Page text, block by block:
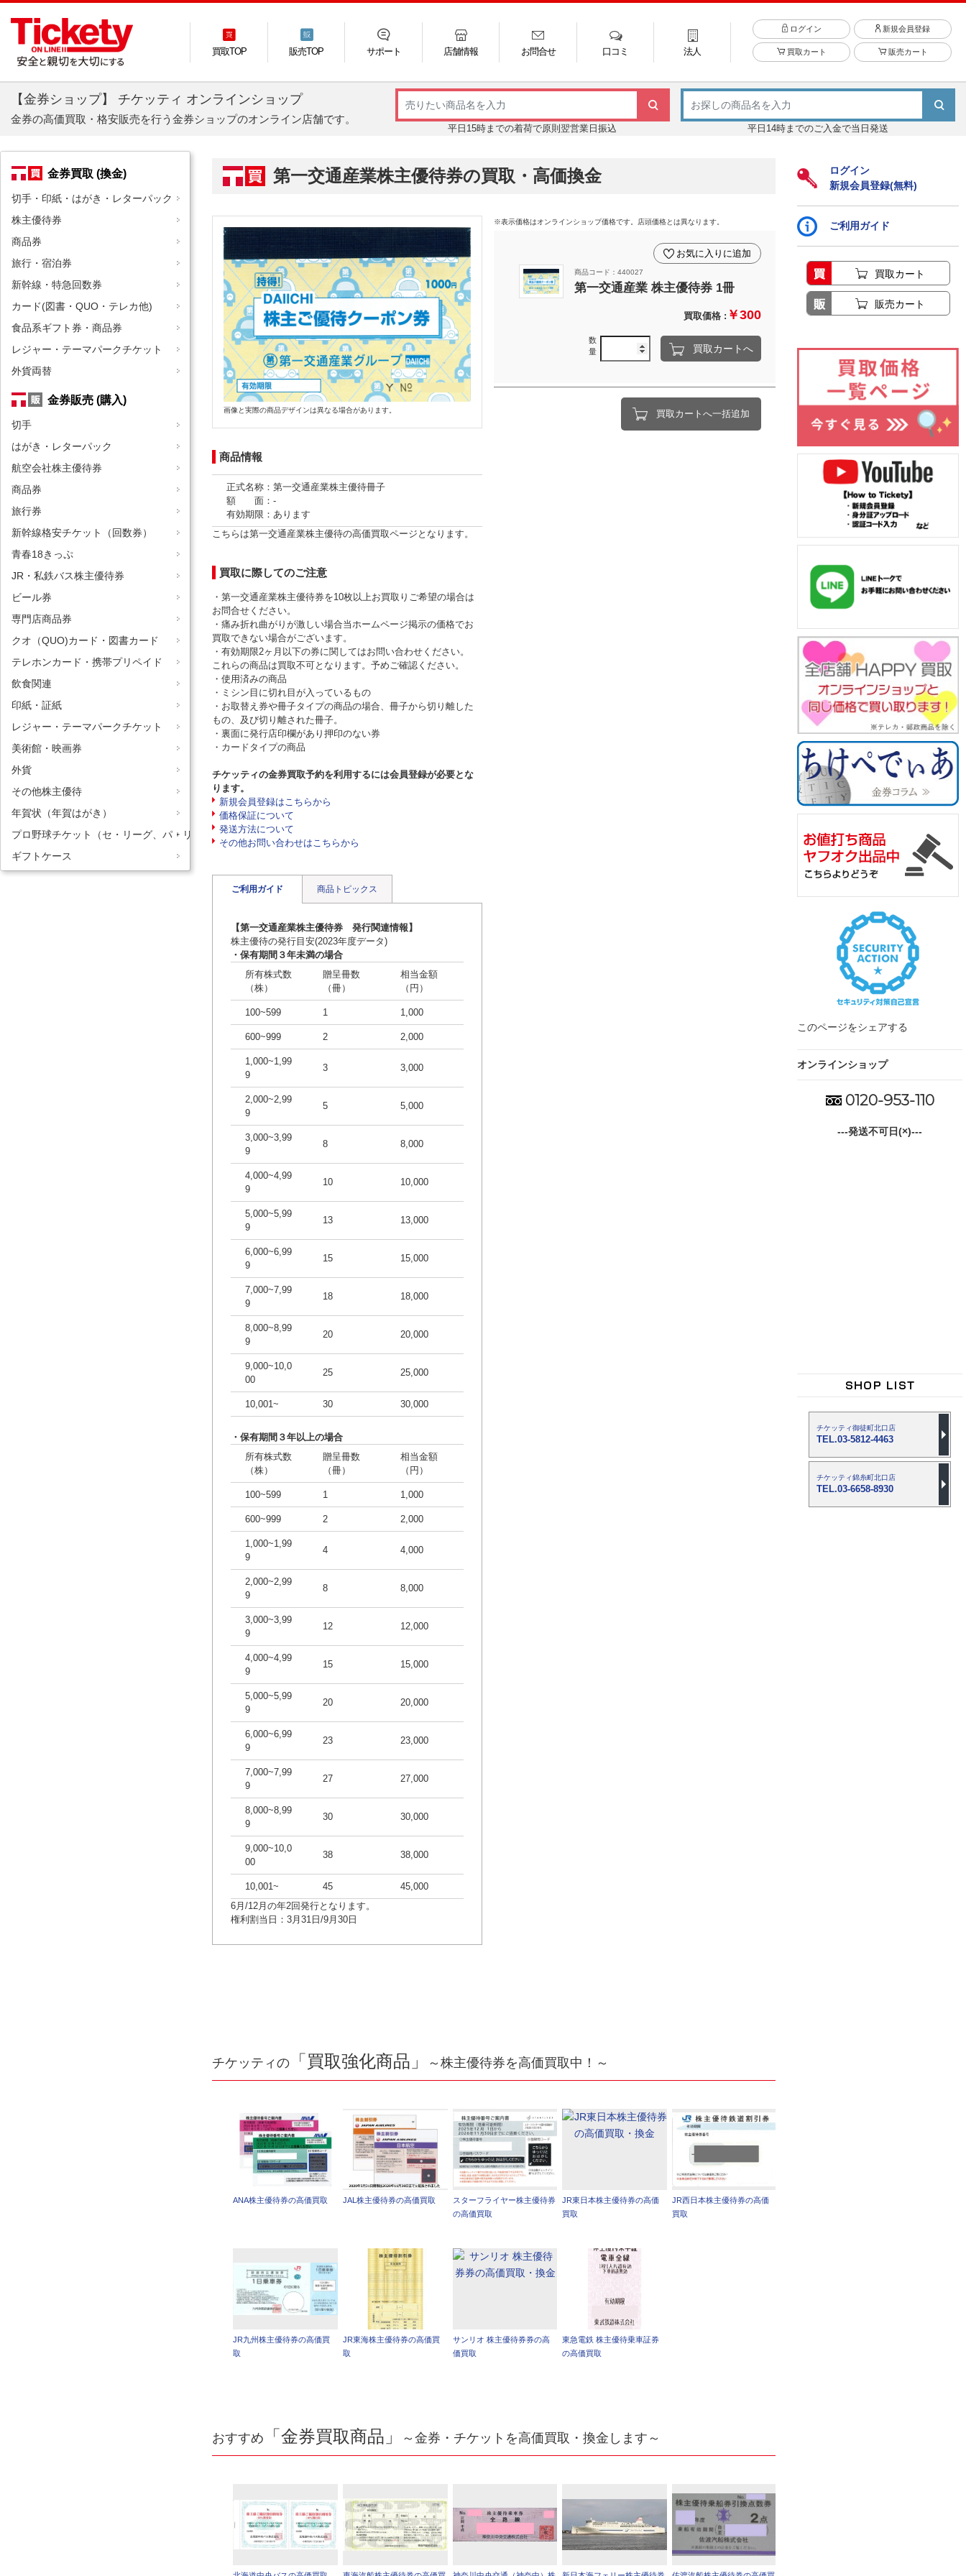
買取TOP 販売TOP サポート
FAQ ご利用ガイド
店舗情報 お問合せ
LINE お電話 メール
口コミ 法人
ログイン 新規会員登録
買取カート 販売カート
【金券ショップ】 チケッティ オンラインショップ
金券の高価買取・格安販売を行う金券ショップのオンライン店舗です。
平日15時までの着荷で原則翌営業日振込 平日14時までのご入金で当日発送
金券買取 (換金)
切手・印紙・はがき・レターパック
株主優待券
商品券
旅行・宿泊券
新幹線・特急回数券
カード(図書・QUO・テレカ他)
食品系ギフト券・商品券
レジャー・テーマパークチケット
外貨両替
金券販売 (購入)
切手
はがき・レターパック
航空会社株主優待券
商品券
旅行券
新幹線格安チケット（回数券）
青春18きっぷ
JR・私鉄バス株主優待券
ビール券
専門店商品券
クオ（QUO)カード・図書カード
テレホンカード・携帯プリペイド
飲食関連
印紙・証紙
レジャー・テーマパークチケット
美術館・映画券
外貨
その他株主優待
年賀状（年賀はがき）
プロ野球チケット（セ・リーグ、パ・リーグ）
ギフトケース
第一交通産業株主優待券の買取・高価換金
画像と実際の商品デザインは異なる場合があります。
商品情報
正式名称：第一交通産業株主優待冊子
額 面：-
有効期限：あります
こちらは第一交通産業株主優待の高価買取ページとなります。
買取に際してのご注意
・第一交通産業株主優待券を10枚以上お買取りご希望の場合は
お問合せください。
・痛み折れ曲がりが激しい場合当ホームページ掲示の価格でお
買取できない場合がございます。
・有効期限2ヶ月以下の券に関してはお問い合わせください。
これらの商品は買取不可となります。予めご確認ください。
・使用済みの商品
・ミシン目に切れ目が入っているもの
・お取替え券や冊子タイプの商品の場合、冊子から切り離した
もの、及び切り離された冊子。
・裏面に発行店印欄があり押印のない券
・カードタイプの商品
チケッティの金券買取予約を利用するには会員登録が必要とな
ります。
新規会員登録はこちらから
価格保証について
発送方法について
その他お問い合わせはこちらから
ご利用ガイド 商品トピックス
【第一交通産業株主優待券 発行関連情報】
株主優待の発行目安(2023年度データ)
・保有期間３年未満の場合
所有株式数
（株）
贈呈冊数
（冊）
相当金額
（円）
100~599 1 1,000
600~999 2 2,000
1,000~1,99
9
3 3,000
2,000~2,99
9
5 5,000
3,000~3,99
9
8 8,000
4,000~4,99
9
10 10,000
5,000~5,99
9
13 13,000
6,000~6,99
9
15 15,000
7,000~7,99
9
18 18,000
8,000~8,99
9
20 20,000
9,000~10,0
00
25 25,000
10,001~ 30 30,000
・保有期間３年以上の場合
所有株式数
（株）
贈呈冊数
（冊）
相当金額
（円）
100~599 1 1,000
600~999 2 2,000
1,000~1,99
9
4 4,000
2,000~2,99
9
8 8,000
3,000~3,99
9
12 12,000
4,000~4,99
9
15 15,000
5,000~5,99
9
20 20,000
6,000~6,99
9
23 23,000
7,000~7,99
9
27 27,000
8,000~8,99
9
30 30,000
9,000~10,0
00
38 38,000
10,001~ 45
45,000
6月/12月の年2回発行となります。
権利割当日：3月31日/9月30日
※表示価格はオンラインショップ価格です。店頭価格とは異なります。
商品コード：440027
第一交通産業 株主優待券 1冊
お気に入りに追加
買取価格 : ￥300
数
量
買取カートへ
買取カートへ一括追加
チケッティの 「買取強化商品」 ～株主優待券を高価買取中！～
ANA株主優待券の高価買取 JAL株主優待券の高価買取
スターフライヤー株主優待券
の高価買取
JR東日本株主優待券の高価
買取
JR西日本株主優待券の高価
買取
JR九州株主優待券の高価買
取
JR東海株主優待券の高価買
取
サンリオ 株主優待券券の高
価買取
東急電鉄 株主優待乗車証券
の高価買取
おすすめ 「金券買取商品」 ～金券・チケットを高価買取・換金します～
ログイン
新規会員登録(無料)
ご利用ガイド
買取カート
販売カート
このページをシェアする
オンラインショップ
0120-953-110
---発送不可日(×)---
チケッティ御徒町北口店
TEL.03-5812-4463
チケッティ錦糸町北口店
TEL.03-6658-8930